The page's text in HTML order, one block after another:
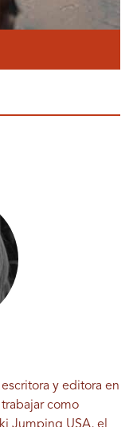
y editora en
como